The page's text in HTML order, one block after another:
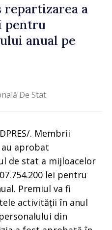
repartizarea a
pentru
anual pe
De Stat
. Membrii
aprobat
de stat a mijloacelor
lei pentru
Premiul va fi
activității în anul
din